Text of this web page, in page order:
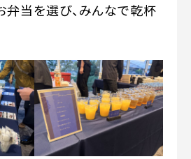
弁当を選び、みんなで乾杯